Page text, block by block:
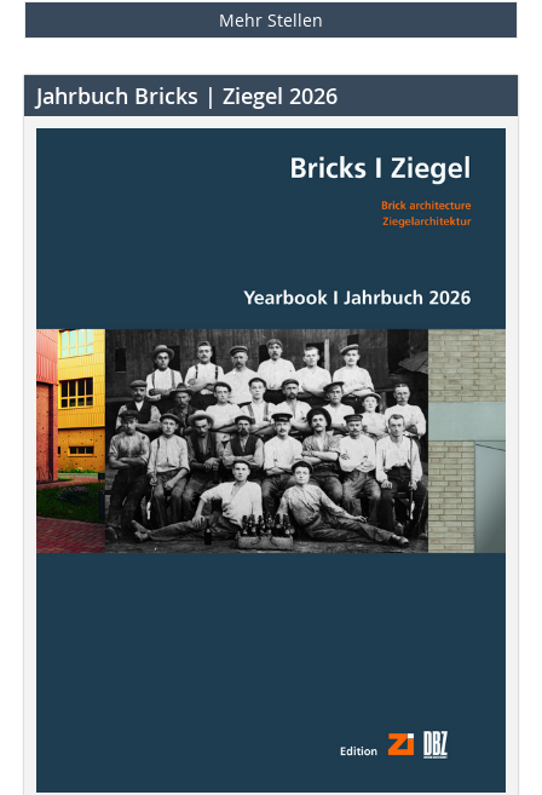
Mehr Stellen
Jahrbuch Bricks | Ziegel 2026